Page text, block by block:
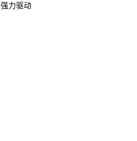
强力驱动